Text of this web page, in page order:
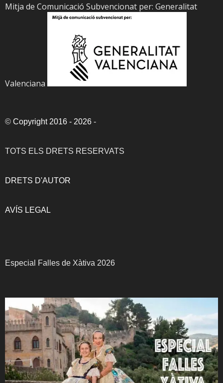
Mitja de Comunicació Subvencionat per: Generalitat
Valenciana
© Copyright 2016 - 2026 -
TOTS ELS DRETS RESERVATS
DRETS D'AUTOR
AVÍS LEGAL
Especial Falles de Xàtiva 2026